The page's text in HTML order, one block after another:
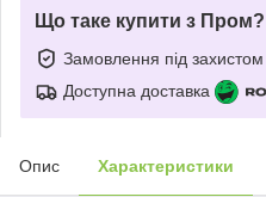
Що таке купити з Пром?
Замовлення під захистом
Доступна доставка
Опис Характеристики